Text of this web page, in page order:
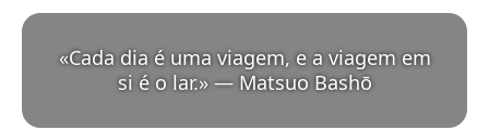
«Cada dia é uma viagem, e a viagem em
si é o lar.» — Matsuo Bashō